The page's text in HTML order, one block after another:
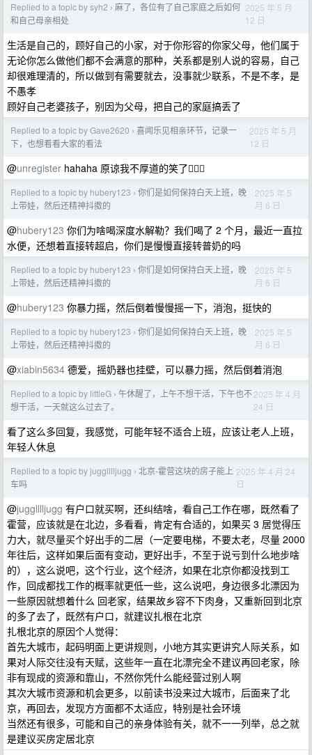
Replied to a topic by syh2 › 麻了，各位有了自己家庭之后如何
和自己母亲相处
2025 年 5 月
12 日
生活是自己的，顾好自己的小家，对于你形容的你家父母，他们属于
无论你怎么做他们都不会满意的那种，关系都是别人说的容易，自己
却很难理清的，所以做到有需要就去，没事就少联系，不是不孝，是
不愚孝
顾好自己老婆孩子，别因为父母，把自己的家庭搞丢了
Replied to a topic by Gave2620 › 喜闻乐见相亲环节，记录一
下，也想看看大家的看法
2025 年 5 月
12 日
@unregister hahaha 原谅我不厚道的笑了🤦🏻‍♀️
Replied to a topic by hubery123 › 你们是如何保持白天上班，晚
上带娃，然后还精神抖擞的
2025 年 5
月 6 日
@hubery123 你们为啥喝深度水解勒？我们喝了 2 个月，最近一直拉
水便，还想着直接转超启，你们是慢慢直接转普奶的吗
Replied to a topic by hubery123 › 你们是如何保持白天上班，晚
上带娃，然后还精神抖擞的
2025 年 5
月 6 日
@hubery123 你暴力摇，然后倒着慢慢摇一下，消泡，挺快的
Replied to a topic by hubery123 › 你们是如何保持白天上班，晚
上带娃，然后还精神抖擞的
2025 年 5
月 6 日
@xiabin5634 德爱，摇奶器也挂壁，可以暴力摇，然后倒着消泡
Replied to a topic by littleG › 午休醒了，上午不想干活，下午也不
想干活，一天就这么过去了。
2025 年 4 月
24 日
看了这么多回复，我感觉，可能年轻不适合上班，应该让老人上班，
年轻人休息
Replied to a topic by jugglllljugg › 北京-霍营这块的房子能上
车吗
2025 年 4 月 24
日
@jugglllljugg 有户口就买啊，还纠结啥，看自己工作在哪，既然看了
霍营，应该就是在北边，多看看，肯定有合适的，如果买 3 居觉得压
力大，就尽量买个好出手的二居（一定要电梯，不要太老，尽量 2000
年往后，这样如果后面有变动，更好出手，不至于说亏到什么地步啥
的），这么说吧，这个行业，这个经济，如果在北京你都没找到工
作，回成都找工作的概率就更低一些，这么说吧，身边很多北漂因为
一些原因就想着什么 回老家，结果故乡容不下肉身，又重新回到北京
的多了去了，既然有户口，就建议扎根在北京
扎根北京的原因个人觉得：
首先大城市，起码明面上更讲规则，小地方其实更讲究人际关系，如
果对人际交往没有天赋，这些年一直在北漂完全不建议再回老家，除
非有现成的资源和靠山，不然你凭什么能经营过别人啊
其次大城市资源和机会更多，以前读书没来过大城市，后面来了北
京，再回去，发现方方面都不太适应，特别是社会环境
当然还有很多，可能和自己的亲身体验有关，就不一一列举，总之就
是建议买房定居北京